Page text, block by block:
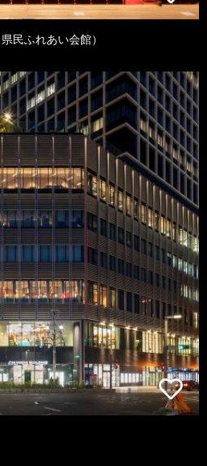
民ふれあい会館）